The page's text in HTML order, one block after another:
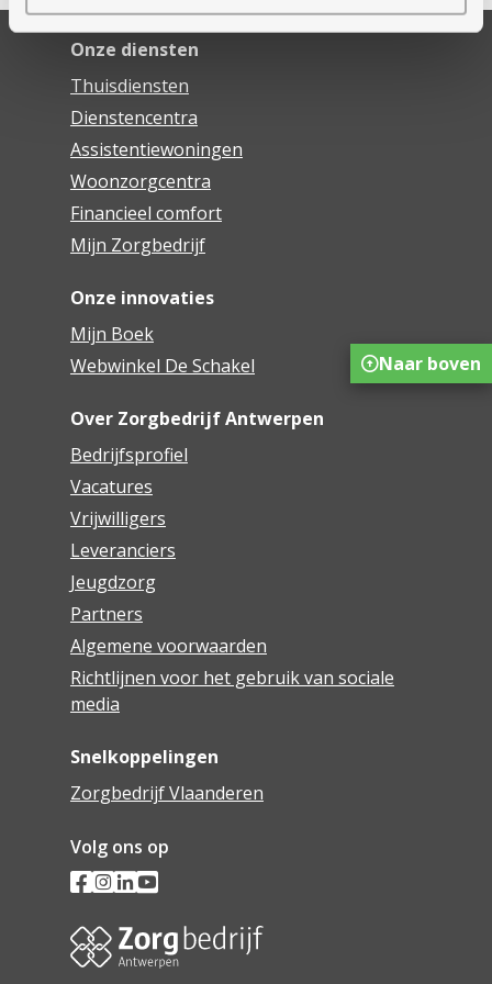
Onze diensten
Thuisdiensten
Dienstencentra
Assistentiewoningen
Woonzorgcentra
Financieel comfort
Mijn Zorgbedrijf
Onze innovaties
Mijn Boek
Webwinkel De Schakel
Over Zorgbedrijf Antwerpen
Bedrijfsprofiel
Vacatures
Vrijwilligers
Leveranciers
Jeugdzorg
Partners
Algemene voorwaarden
Richtlijnen voor het gebruik van sociale
media
Snelkoppelingen
Zorgbedrijf Vlaanderen
Volg ons op
Naar boven